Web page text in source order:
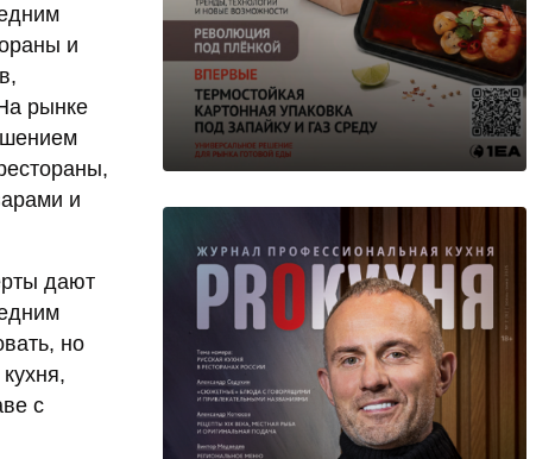
и
рынке
и
дают
но
с